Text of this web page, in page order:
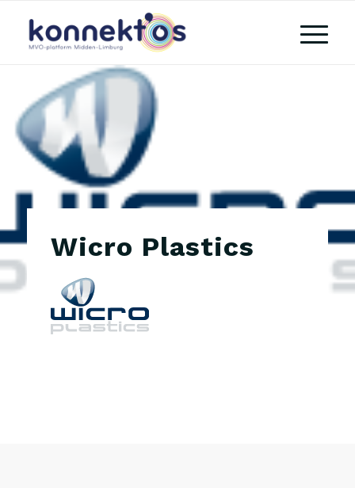
Wicro Plastics